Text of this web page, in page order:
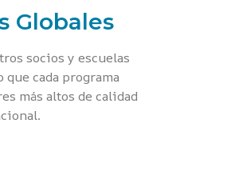
Globales
socios y escuelas
que cada programa
más altos de calidad